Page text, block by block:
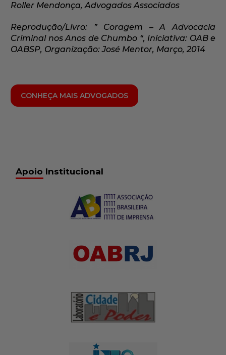
Roller Mendonça, Advogados Associados
Reprodução/Livro: ” Coragem – A Advocacia
Criminal nos Anos de Chumbo “, Iniciativa: OAB e
OABSP, Organização: José Mentor, Março, 2014
CONHEÇA MAIS ADVOGADOS
Apoio Institucional